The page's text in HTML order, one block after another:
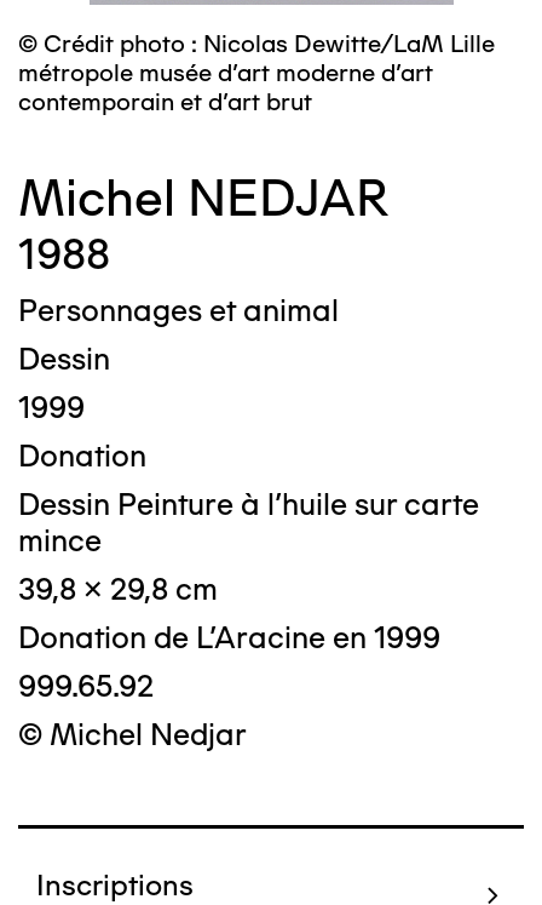
© Crédit photo : Nicolas Dewitte/LaM Lille
métropole musée d’art moderne d’art
contemporain et d’art brut
Michel NEDJAR
1988
Personnages et animal
Dessin
1999
Donation
Dessin Peinture à l'huile sur carte
mince
39,8 x 29,8 cm
Donation de L'Aracine en 1999
999.65.92
© Michel Nedjar
Inscriptions